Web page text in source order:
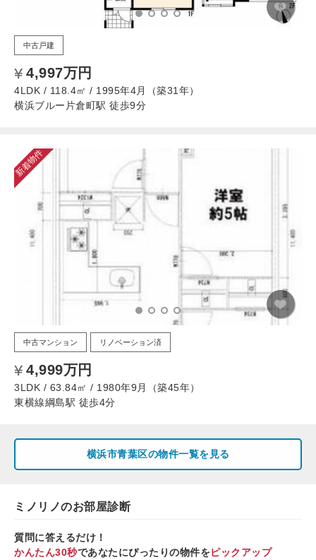
中古戸建
4,997万円
4LDK / 118.4㎡ / 1995年4月（築31年）
横浜ブルー片倉町駅 徒歩9分
新着物件
中古マンション リノベーション済
4,999万円
3LDK / 63.84㎡ / 1980年9月（築45年）
東横線綱島駅 徒歩4分
横浜市青葉区の物件一覧を見る
ミノリノのお部屋診断
質問に答えるだけ！
かんたん30秒であなたにぴったりの物件をピックアップ